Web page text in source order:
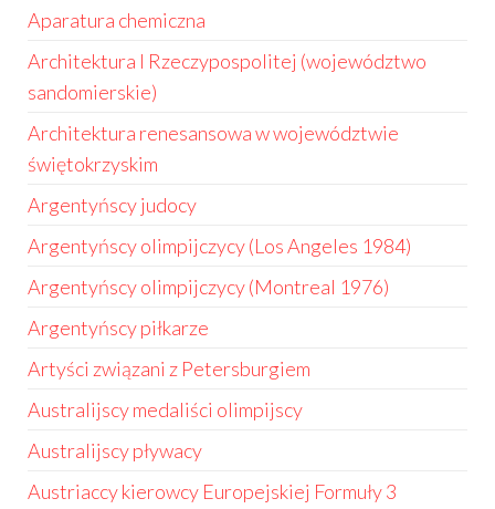
Aparatura chemiczna
Architektura I Rzeczypospolitej (województwo
sandomierskie)
Architektura renesansowa w województwie
świętokrzyskim
Argentyńscy judocy
Argentyńscy olimpijczycy (Los Angeles 1984)
Argentyńscy olimpijczycy (Montreal 1976)
Argentyńscy piłkarze
Artyści związani z Petersburgiem
Australijscy medaliści olimpijscy
Australijscy pływacy
Austriaccy kierowcy Europejskiej Formuły 3